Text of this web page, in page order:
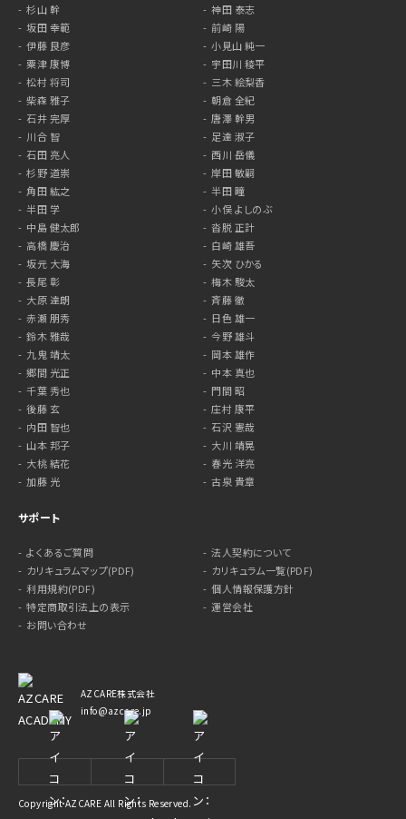
杉山 幹
神田 泰志
坂田 幸範
前崎 陽
伊藤 良彦
小見山 純一
粟津 康博
宇田川 稜平
松村 将司
三木 絵梨香
柴森 雅子
朝倉 全紀
石井 完厚
唐澤 幹男
川合 智
足達 淑子
石田 亮人
西川 岳儀
杉野 道崇
岸田 敏嗣
角田 紘之
半田 瞳
半田 学
小俣 よしのぶ
中島 健太郎
沓脱 正計
高橋 慶治
白崎 雄吾
坂元 大海
矢次 ひかる
長尾 彰
梅木 駿太
大原 達朗
斉藤 徹
赤瀬 朋秀
日色 雄一
鈴木 雅哉
今野 雄斗
九鬼 靖太
岡本 雄作
郷間 光正
中本 真也
千葉 秀也
門間 昭
後藤 玄
庄村 康平
内田 智也
石沢 憲哉
山本 邦子
大川 靖晃
大桃 結花
春光 洋亮
加藤 光
古泉 貴章
サポート
よくあるご質問
法人契約について
カリキュラムマップ(PDF)
カリキュラム一覧(PDF)
利用規約(PDF)
個人情報保護方針
特定商取引法上の表示
運営会社
お問い合わせ
AZCARE株式会社
info@azcare.jp
Copyright AZCARE All Rights Reserved.